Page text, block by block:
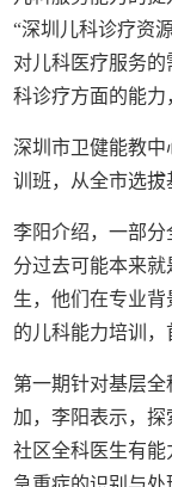
“深圳儿科诊疗资
对儿科医疗服务
科诊疗方面的能力
深圳市卫健能教
训班，从全市选拔
李阳介绍，一部
分过去可能本来
生，他们在专业
的儿科能力培训，
第一期针对基层
加，李阳表示，
社区全科医生有能